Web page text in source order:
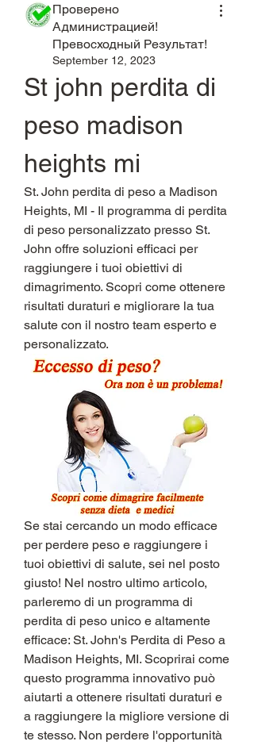
Проверено
Администрацией!
Превосходный Результат!
September 12, 2023
St john perdita di
peso madison
heights mi
St. John perdita di peso a Madison
Heights, MI - Il programma di perdita
di peso personalizzato presso St.
John offre soluzioni efficaci per
raggiungere i tuoi obiettivi di
dimagrimento. Scopri come ottenere
risultati duraturi e migliorare la tua
salute con il nostro team esperto e
personalizzato.
Se stai cercando un modo efficace
per perdere peso e raggiungere i
tuoi obiettivi di salute, sei nel posto
giusto! Nel nostro ultimo articolo,
parleremo di un programma di
perdita di peso unico e altamente
efficace: St. John's Perdita di Peso a
Madison Heights, MI. Scoprirai come
questo programma innovativo può
aiutarti a ottenere risultati duraturi e
a raggiungere la migliore versione di
te stesso. Non perdere l'opportunità